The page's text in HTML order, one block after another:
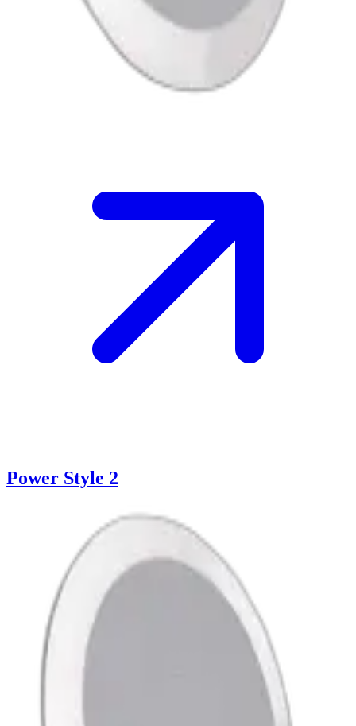
Power Style 2